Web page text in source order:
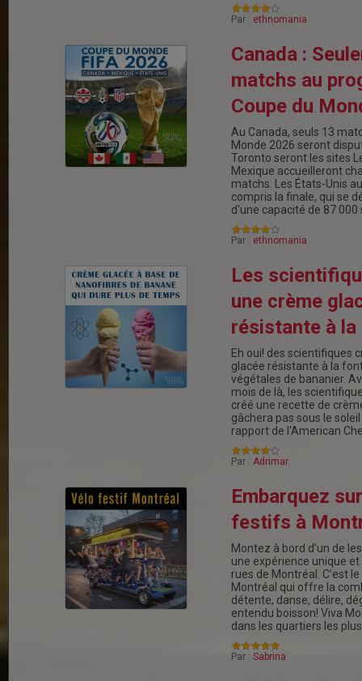
Par : ethnomania
Canada :
matchs au
Coupe du
Au Canada, seuls 13
Monde 2026 seront
Toronto seront les sites
Mexique accueilleront
matchs. Les États-Unis
compris la finale, qui se
d'une capacité de 87 000
Par : ethnomania
Les
une crème
résistante à
Eh oui! des scientifiques
glacée résistante à la
végétales de bananier.
mois de là, les
créé une recette de
gâchera pas sous le
rapport de l'American
Par : Adrimar
Embarquez
festifs à
Montez à bord d’un de
une expérience unique
rues de Montréal. C’est
Montréal qui offre la
détente, danse, délire,
entendu boisson! Viva
dans les quartiers les
Par : Sabrina